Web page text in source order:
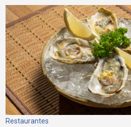
Restaurantes